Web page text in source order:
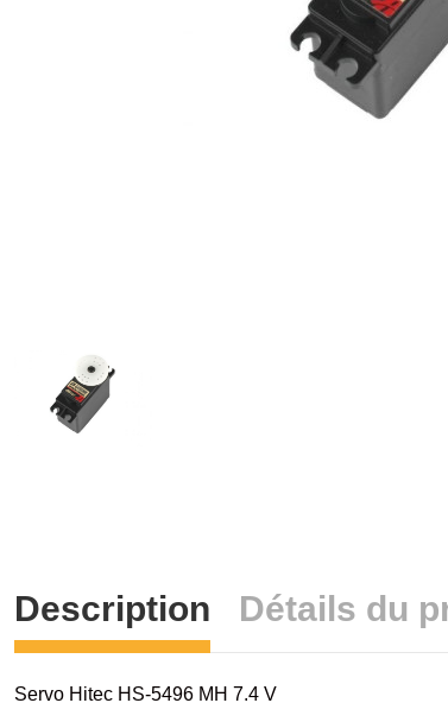
Description Détails du
Servo Hitec HS-5496 MH 7.4 V